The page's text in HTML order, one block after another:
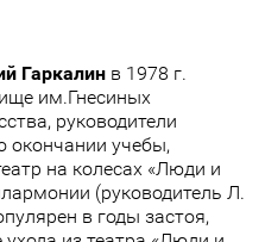
Гаркалин в 1978 г.
им.Гнесиных
руководители
окончании учебы,
на колесах «Люди и
(руководитель Л.
в годы застоя,